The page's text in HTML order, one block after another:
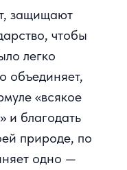
защищают
чтобы
легко
объединяет,
«всякое
и благодать
природе, по
одно —